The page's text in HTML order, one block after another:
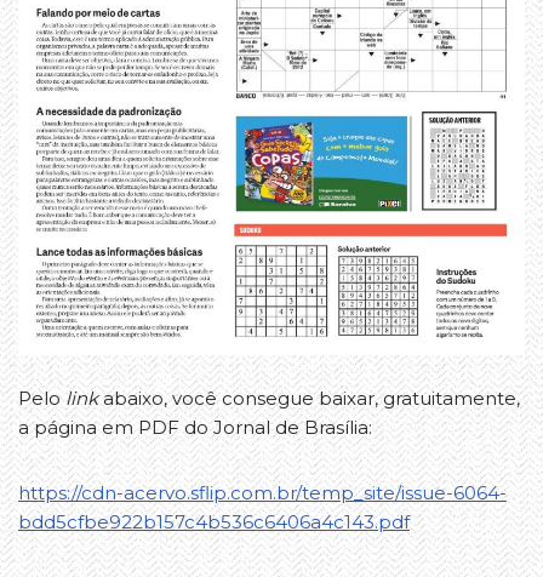
Pelo linkabaixo, você consegue baixar, gratuitamente,
a página em PDF do Jornal de Brasília:
https://cdn-acervo.sflip.com.br/temp_site/issue-6064-
bdd5cfbe922b157c4b536c6406a4c143.pdf